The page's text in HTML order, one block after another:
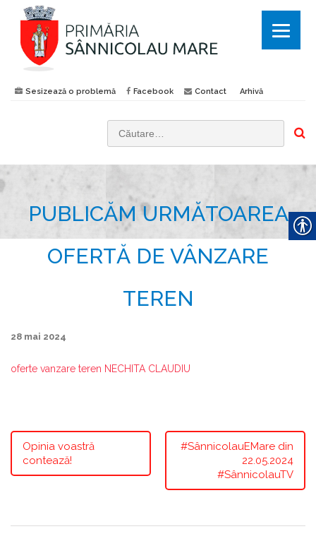
Sesizează o problemă Facebook Contact Arhivă
PUBLICĂM URMĂTOAREA
OFERTĂ DE VÂNZARE
TEREN
28 mai 2024
oferte vanzare teren NECHITA CLAUDIU
Opinia voastră
contează!
#SânnicolauEMare din
22.05.2024
#SânnicolauTV